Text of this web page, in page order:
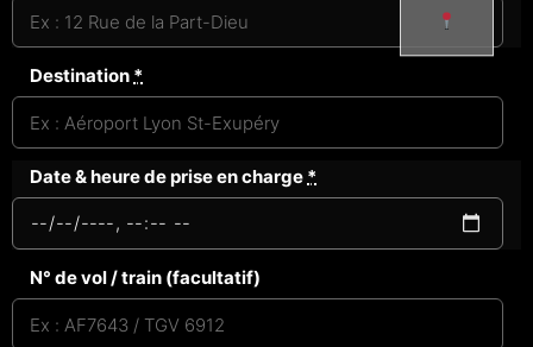
Destination *
Date & heure de prise en charge *
N° de vol / train (facultatif)